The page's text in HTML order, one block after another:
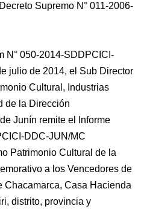
Supremo N° 011-2006-
N° 050-2014-SDDPCICI-
julio de 2014, el Sub Director
Cultural, Industrias
de la Dirección
Junín remite el Informe
DDC-JUN/MC
Patrimonio Cultural de la
a los Vencedores de
Chacamarca, Casa Hacienda
distrito, provincia y